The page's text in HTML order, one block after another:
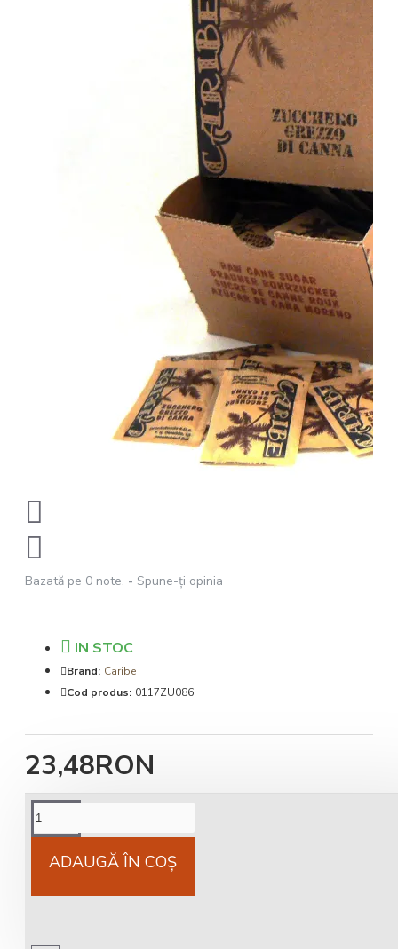
Bazată pe 0 note. - Spune-ţi opinia
23,48RON
IN STOC
Brand: Caribe
Cod produs: 0117ZU086
ADAUGĂ ÎN COŞ
Cost livrareNational 25Lei locker 25 lei